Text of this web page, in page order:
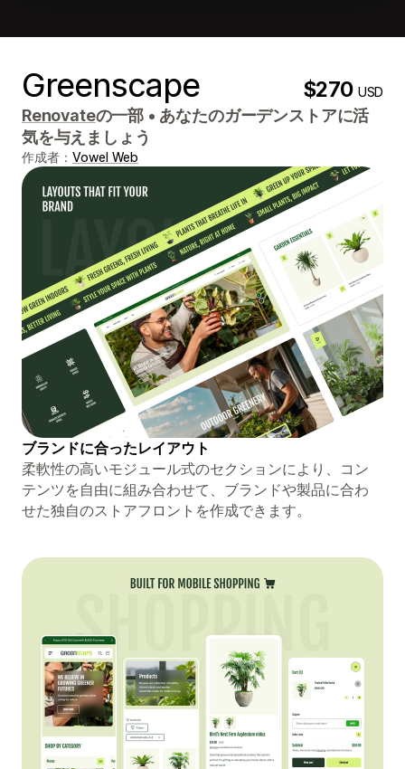
Greenscape $270USD
Renovateの一部 • あなたのガーデンストアに活
気を与えましょう
作成者： Vowel Web
ブランドに合ったレイアウト
柔軟性の高いモジュール式のセクションにより、コン
テンツを自由に組み合わせて、ブランドや製品に合わ
せた独自のストアフロントを作成できます。